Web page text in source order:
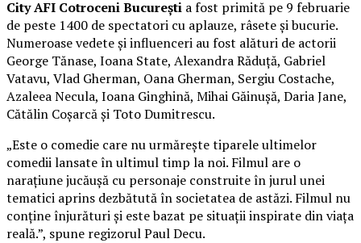
City AFI Cotroceni București a fost primită pe 9 februarie
de peste 1400 de spectatori cu aplauze, râsete și bucurie.
Numeroase vedete și influenceri au fost alături de actorii
George Tănase, Ioana State, Alexandra Răduță, Gabriel
Vatavu, Vlad Gherman, Oana Gherman, Sergiu Costache,
Azaleea Necula, Ioana Ginghină, Mihai Găinușă, Daria Jane,
Cătălin Coșarcă și Toto Dumitrescu.
„Este o comedie care nu urmărește tiparele ultimelor
comedii lansate în ultimul timp la noi. Filmul are o
narațiune jucăușă cu personaje construite în jurul unei
tematici aprins dezbătută în societatea de astăzi. Filmul nu
conține înjurături și este bazat pe situații inspirate din viața
reală.”, spune regizorul Paul Decu.